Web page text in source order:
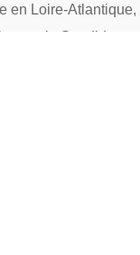
en Loire-Atlantique,
et la Spedidam.